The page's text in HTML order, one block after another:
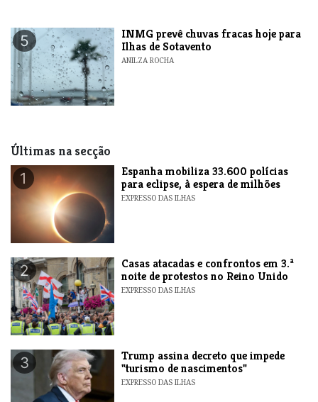
5
INMG prevê chuvas fracas hoje para
Ilhas de Sotavento
ANILZA ROCHA
Últimas na secção
1
Espanha mobiliza 33.600 polícias
para eclipse, à espera de milhões
EXPRESSO DAS ILHAS
2
Casas atacadas e confrontos em 3.ª
noite de protestos no Reino Unido
EXPRESSO DAS ILHAS
3
Trump assina decreto que impede
"turismo de nascimentos"
EXPRESSO DAS ILHAS